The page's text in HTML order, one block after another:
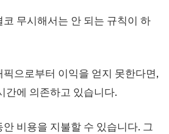
무시해서는 안 되는 규칙이 하
으로부터 이익을 얻지 못한다면,
간에 의존하고 있습니다.
비용을 지불할 수 있습니다. 그